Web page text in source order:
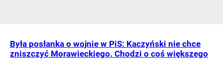
Była posłanka o wojnie w PiS: Kaczyński nie chce
zniszczyć Morawieckiego. Chodzi o coś większego